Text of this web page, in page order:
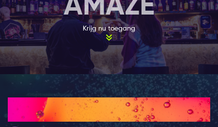
die je zintuigen continu prikkelen. In ongeveer 90
minuten word je volledig meegenomen uit de realiteit.
AMAZE is ontwikkeld door ID&T, bekend van
toonaangevende elektronische muziek- en dance
events zoals Awakenings, Sensation, Defqon.1 en
DGTL. Hun expertise in licht, geluid en storytelling komt
in elke ruimte tot leven.
Met het Amsterdam Nightlife Ticket krijg je toegang tot
AMAZE
Krijg nu toegang
Hoe het werkt